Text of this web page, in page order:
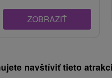
ZOBRAZIŤ
navštíviť tieto